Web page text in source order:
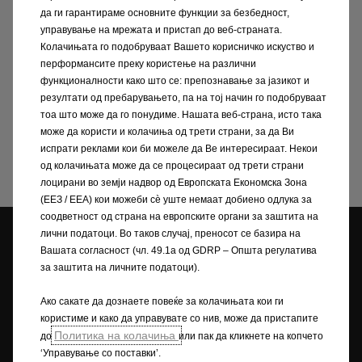
Макс. тежина на
влечење со сопирачки
/ без сопирачки (12 %
наклон) (kg)
M: 1000/750, L:
1000/750
Вкупна дозволена
тежина (kg)
M: 2675-2900, L: 2730-
2900
Opel дилери
Tест Bозење
Побарајте сервис
Брошури и
да ги гарантираме основните функции за безбедност,
управување на мрежата и пристап до веб-страната.
Колачињата го подобруваат Вашето корисничко искуство и
перформансите преку користење на различни
функционалности како што се: препознавање за јазикот и
резултати од пребарувањето, па на тој начин го подобруваат
тоа што може да го понудиме. Нашата веб-страна, исто така
може да користи и колачиња од трети страни, за да Ви
испрати реклами кои би можеле да Ве интересираат. Некои
од колачињата може да се процесираат од трети страни
лоцирани во земји надвор од Европската Економска Зона
(ЕЕЗ / EEA) кои можеби сѐ уште немаат добиено одлука за
соодветност од страна на европските органи за заштита на
лични податоци. Во таков случај, преносот се базира на
Вашата согласност (чл. 49.1а од GDRP – Општа регулатива
за заштита на личните податоци).
Ако сакате да дознаете повеќе за колачињата кои ги
користиме и како да управувате со нив, може да пристапите
до Политика на колачиња или пак да кликнете на копчето
‘Управување со поставки’.